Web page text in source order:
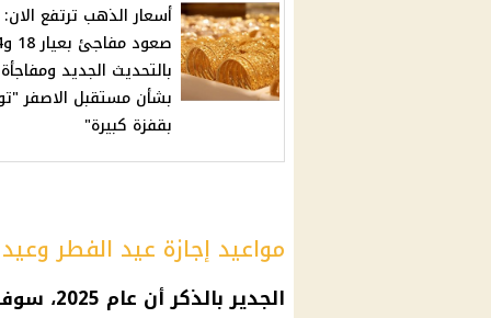
أسعار الذهب ترتفع الان:
بالتحديث الجديد ومفاجأة
بشأن مستقبل الاصفر
بقفزة كبيرة"
مواعيد إجازة عيد الفطر